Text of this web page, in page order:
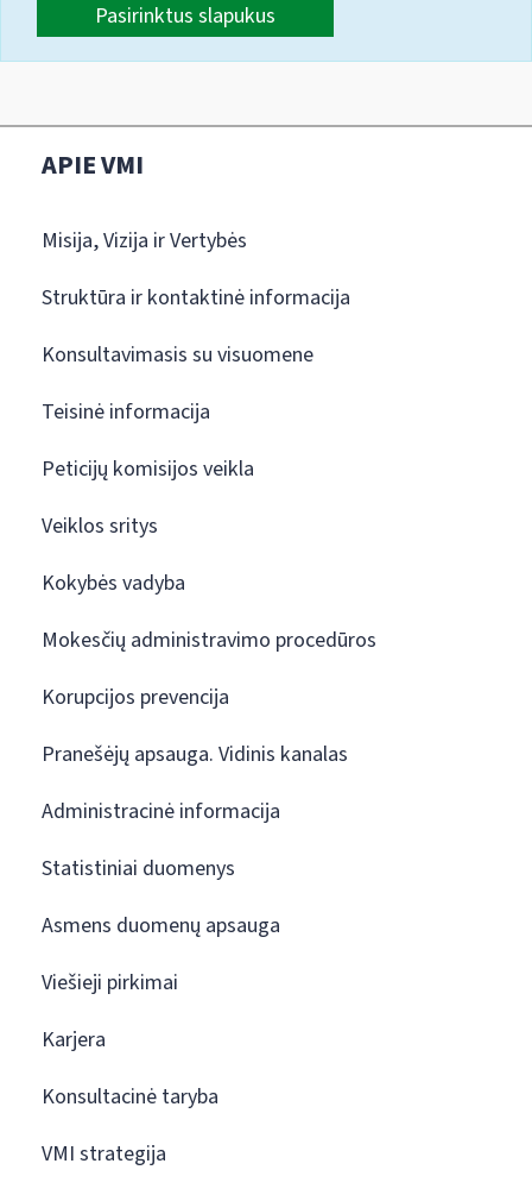
Pasirinktus slapukus
APIE VMI
Misija, Vizija ir Vertybės
Struktūra ir kontaktinė informacija
Konsultavimasis su visuomene
Teisinė informacija
Peticijų komisijos veikla
Veiklos sritys
Kokybės vadyba
Mokesčių administravimo procedūros
Korupcijos prevencija
Pranešėjų apsauga. Vidinis kanalas
Administracinė informacija
Statistiniai duomenys
Asmens duomenų apsauga
Viešieji pirkimai
Karjera
Konsultacinė taryba
VMI strategija